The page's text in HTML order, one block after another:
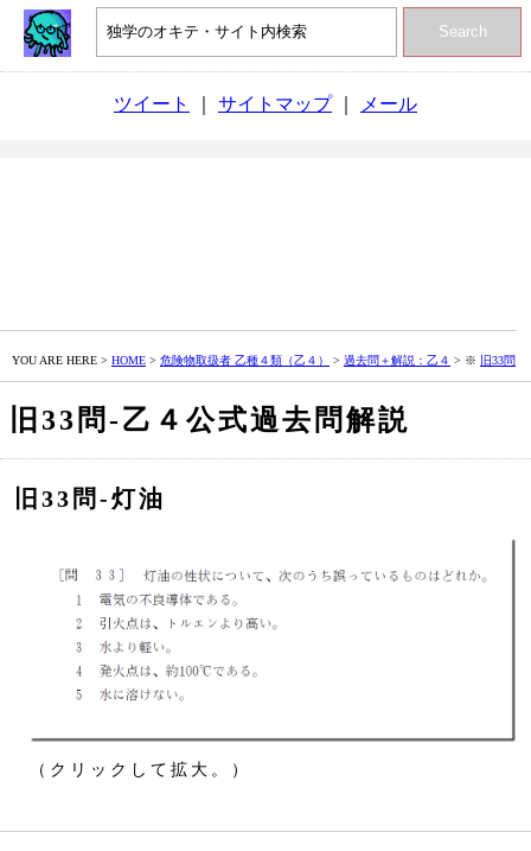
Search
ツイート サイトマップ｜ メール
YOU ARE HERE > HOME > 危険物取扱者 乙種４類（乙４） > 過去問＋解説：乙４ > ※ 旧33問
旧33問‐乙４公式過去問解説
旧33問‐灯油
（クリックして拡大。）